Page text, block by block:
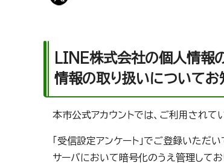
LINE株式会社の個人情報
情報の取り扱いについて
本市公式アカウントでは、ご利用されて
「受信設定アンケート」でご登録いた
サーバにおいて暗号化のうえ管理して